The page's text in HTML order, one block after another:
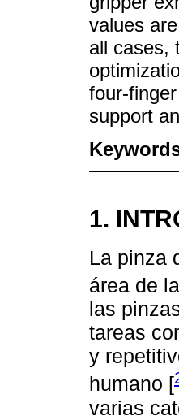
values
all cases,
four-
support
1.
La pinza
área de
las
tareas
y
humano [
varias